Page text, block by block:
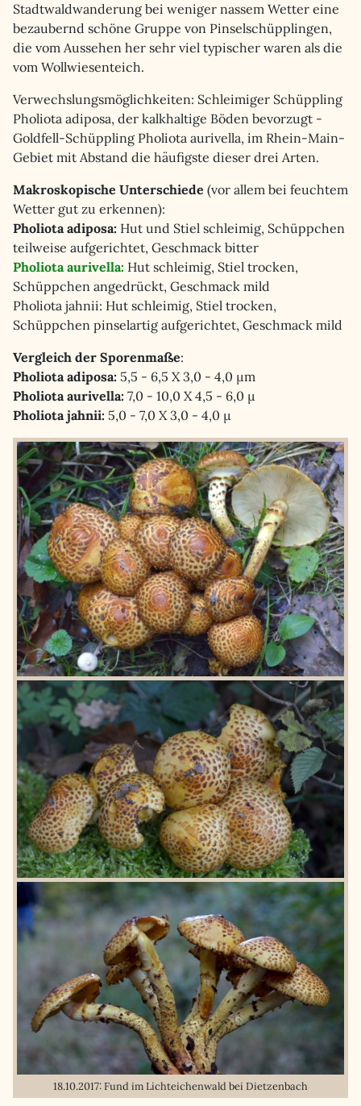
Stadtwaldwanderung bei weniger nassem Wetter eine
bezaubernd schöne Gruppe von Pinselschüpplingen,
die vom Aussehen her sehr viel typischer waren als die
vom Wollwiesenteich.
Verwechslungsmöglichkeiten: Schleimiger Schüppling
Pholiota adiposa, der kalkhaltige Böden bevorzugt -
Goldfell-Schüppling Pholiota aurivella, im Rhein-Main-
Gebiet mit Abstand die häufigste dieser drei Arten.
Makroskopische Unterschiede (vor allem bei feuchtem
Wetter gut zu erkennen):
Pholiota adiposa: Hut und Stiel schleimig, Schüppchen
teilweise aufgerichtet, Geschmack bitter
Pholiota aurivella: Hut schleimig, Stiel trocken,
Schüppchen angedrückt, Geschmack mild
Pholiota jahnii: Hut schleimig, Stiel trocken,
Schüppchen pinselartig aufgerichtet, Geschmack mild
Vergleich der Sporenmaße:
Pholiota adiposa: 5,5 - 6,5 X 3,0 - 4,0 µm
Pholiota aurivella: 7,0 - 10,0 X 4,5 - 6,0 µ
Pholiota jahnii: 5,0 - 7,0 X 3,0 - 4,0 µ
18.10.2017: Fund im Lichteichenwald bei Dietzenbach